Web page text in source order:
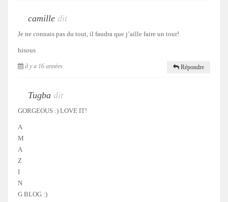
camille dit
Je ne connais pas du tout, il faudra que j’aille faire un tour!
bisous
il y a 16 années Répondre
Tugba dit
GORGEOUS :) LOVE IT!
A
M
A
Z
I
N
G BLOG :)